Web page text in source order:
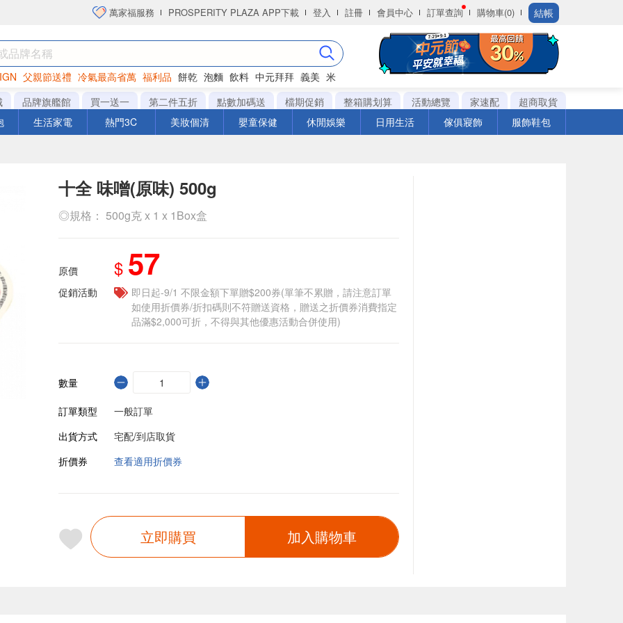
萬家福服務 PROSPERITY PLAZA APP下載 登入 註冊 會員中心 訂單查詢 購物車(0) 結帳
父親節送禮 冷氣最高省萬 福利品 餅乾 泡麵 飲料 中元拜拜 義美 米
衛生紙
品牌旗艦館 買一送一 第二件五折 點數加碼送 檔期促銷 整箱購划算 活動總覽 家速配
超商取貨
生活家電 熱門3C 美妝個清 嬰童保健 休閒娛樂 日用生活 傢俱寢飾 服飾鞋包
十全 味噌(原味) 500g
◎規格： 500g克 x 1 x 1Box盒
原價 $ 57
促銷活動
即日起-9/1 不限金額下單贈$200券(單筆不累贈，請注意訂單
如使用折價券/折扣碼則不符贈送資格，贈送之折價券消費指定
品滿$2,000可折，不得與其他優惠活動合併使用)
數量
訂單類型
一般訂單
出貨方式
宅配/到店取貨
折價券
查看適用折價券
立即購買 加入購物車